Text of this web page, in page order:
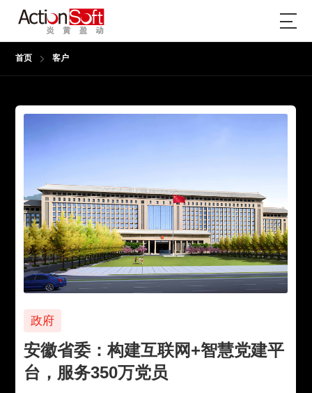
首页 客户
政府
安徽省委：构建互联网+智慧党建平
台，服务350万党员